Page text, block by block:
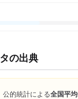
の出典
的統計による全国平